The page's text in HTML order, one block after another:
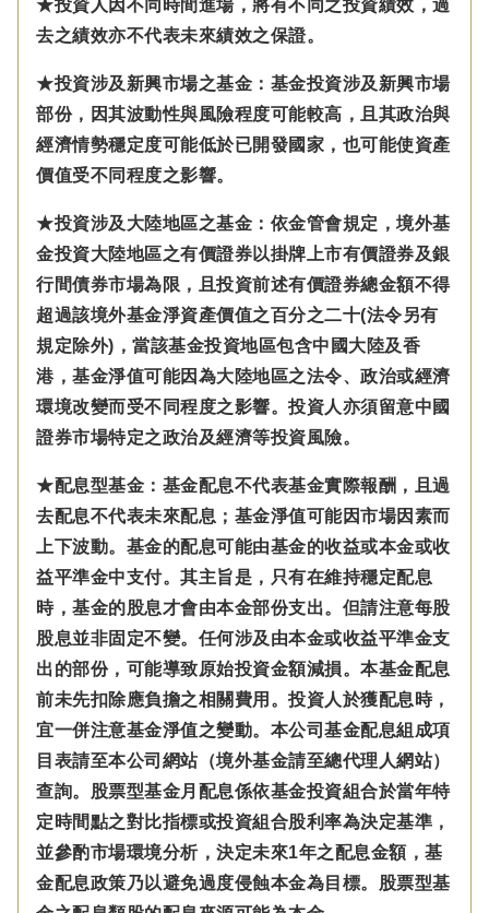
★投資人因不同時間進場，將有不同之投資績效，過
去之績效亦不代表未來績效之保證。
★投資涉及新興市場之基金：基金投資涉及新興市場
部份，因其波動性與風險程度可能較高，且其政治與
經濟情勢穩定度可能低於已開發國家，也可能使資產
價值受不同程度之影響。
★投資涉及大陸地區之基金： 依金管會規定， 境外基
金投資大陸地區之有價證券以掛牌上市有價證券及銀
行間債券市場為限，且投資前述有價證券總金額不得
超過該境外基金淨資產價值之百分之二十(法令另有
規定除外)， 當該基金投資地區包含中國大陸及香
港，基金淨值可能因為大陸地區之法令、政治或經濟
環境改變而受不同程度之影響。 投資人亦須留意中國
證券市場特定之政治及經濟等投資風險。
★配息型基金：基金配息不代表基金實際報酬，且過
去配息不代表未來配息；基金淨值可能因市場因素而
上下波動。基金的配息可能由基金的收益或本金或收
益平準金中支付。 其主旨是，只有在維持穩定配息
時，基金的股息才會由本金部份支出。但請注意每股
股息並非固定不變。 任何涉及由本金或收益平準金支
出的部份，可能導致原始投資金額減損。本基金配息
前未先扣除應負擔之相關費用。投資人於獲配息時，
宜一併注意基金淨值之變動。本公司基金配息組成項
目表請至本公司網站（境外基金請至總代理人網站）
查詢。股票型基金月配息係依基金投資組合於當年特
定時間點之對比指標或投資組合股利率為決定基準，
並參酌市場環境分析，決定未來1年之配息金額，基
金配息政策乃以避免過度侵蝕本金為目標。股票型基